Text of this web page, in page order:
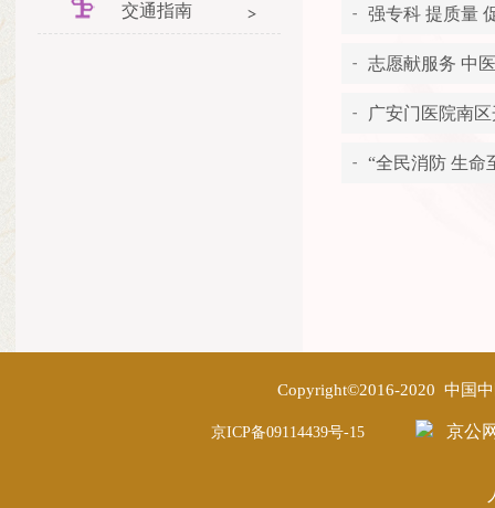
交通指南 强专科 提质量
志愿献服务 中
广安门医院南
“全民消防 生命
Copyright©2016-2020 中国
京ICP备09114439号-15 京公